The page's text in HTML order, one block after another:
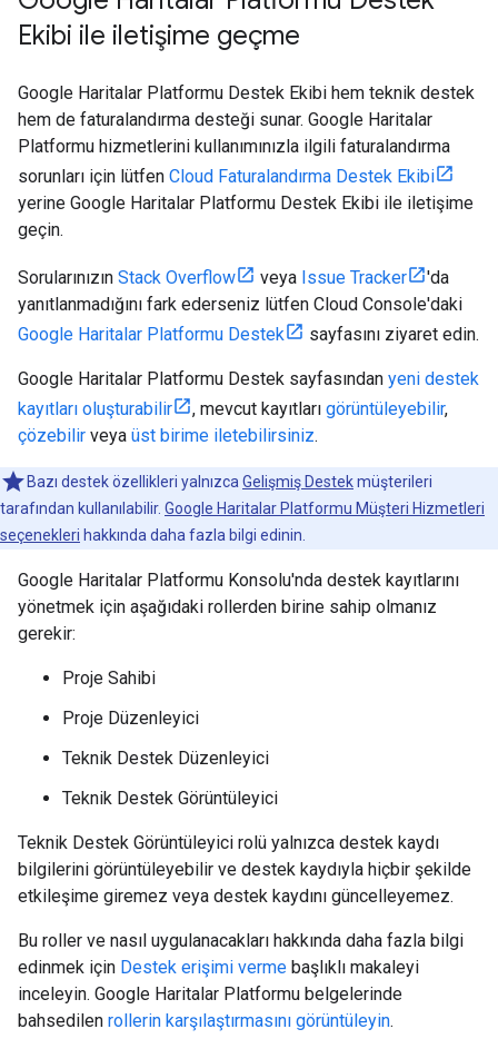
Ekibi ile iletişime geçme
Google Haritalar Platformu Destek Ekibi hem teknik destek
hem de faturalandırma desteği sunar. Google Haritalar
Platformu hizmetlerini kullanımınızla ilgili faturalandırma
sorunları için lütfen Cloud Faturalandırma Destek Ekibi
yerine Google Haritalar Platformu Destek Ekibi ile iletişime
geçin.
Sorularınızın Stack Overflow veya Issue Tracker
'da
yanıtlanmadığını fark ederseniz lütfen Cloud Console'daki
Google Haritalar Platformu Destek
sayfasını ziyaret edin.
Google Haritalar Platformu Destek sayfasından yeni destek
kayıtları oluşturabilir
, mevcut kayıtları görüntüleyebilir,
çözebilir veya üst birime iletebilirsiniz.
Bazı destek özellikleri yalnızca Gelişmiş Destekmüşterileri
tarafından kullanılabilir. Google Haritalar Platformu Müşteri Hizmetleri
seçenekleri hakkında daha fazla bilgi edinin.
Google Haritalar Platformu Konsolu'nda destek kayıtlarını
yönetmek için aşağıdaki rollerden birine sahip olmanız
gerekir:
Proje Sahibi
Proje Düzenleyici
Teknik Destek Düzenleyici
Teknik Destek Görüntüleyici
Teknik Destek Görüntüleyici rolü yalnızca destek kaydı
bilgilerini görüntüleyebilir ve destek kaydıyla hiçbir şekilde
etkileşime giremez veya destek kaydını güncelleyemez.
Bu roller ve nasıl uygulanacakları hakkında daha fazla bilgi
edinmek için Destek erişimi verme başlıklı makaleyi
inceleyin. Google Haritalar Platformu belgelerinde
bahsedilen rollerin karşılaştırmasını görüntüleyin.